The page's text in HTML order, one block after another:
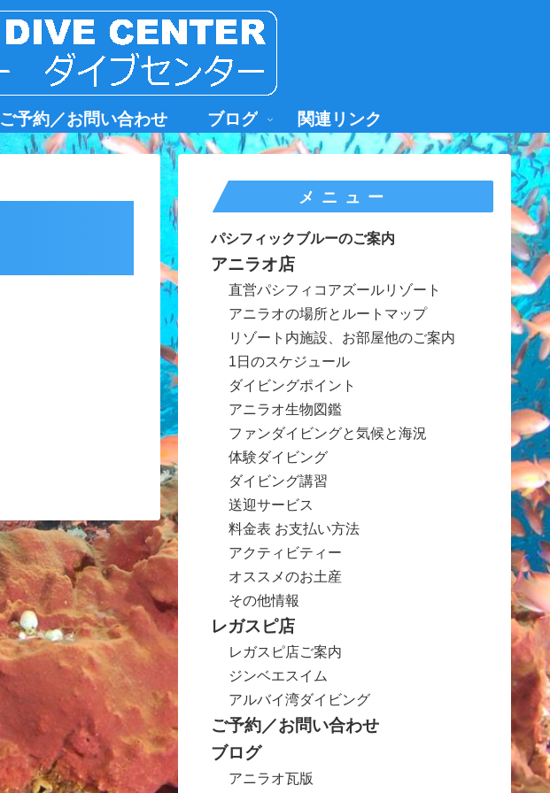
ご予約／お問い合わせ ブログ 関連リンク
メニュー
パシフィックブルーのご案内
アニラオ店
直営パシフィコアズールリゾート
アニラオの場所とルートマップ
リゾート内施設、お部屋他のご案内
1日のスケジュール
ダイビングポイント
アニラオ生物図鑑
ファンダイビングと気候と海況
体験ダイビング
ダイビング講習
送迎サービス
料金表 お支払い方法
アクティビティー
オススメのお土産
その他情報
レガスピ店
レガスピ店ご案内
ジンベエスイム
アルバイ湾ダイビング
ご予約／お問い合わせ
ブログ
アニラオ瓦版